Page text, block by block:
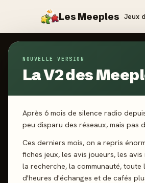
Les Meeples Jeux
NOUVELLE VERSION
La V2 des
Après 6 mois de silence radio
peu disparu des réseaux, mais pas
Ces derniers mois, on a repris
fiches jeux, les avis joueurs, les
la recherche, la communauté,
d'heures d'échanges et de cafés
Jeux / 1% - 1 Pour Cent